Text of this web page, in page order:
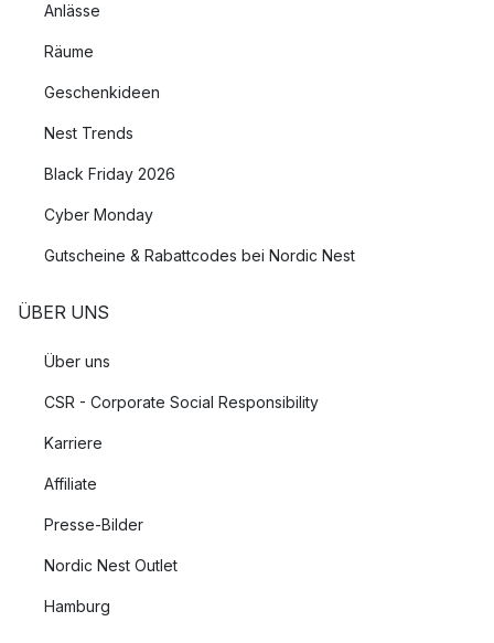
Anlässe
Räume
Geschenkideen
Nest Trends
Black Friday 2026
Cyber Monday
Gutscheine & Rabattcodes bei Nordic Nest
ÜBER UNS
Über uns
CSR - Corporate Social Responsibility
Karriere
Affiliate
Presse-Bilder
Nordic Nest Outlet
Hamburg